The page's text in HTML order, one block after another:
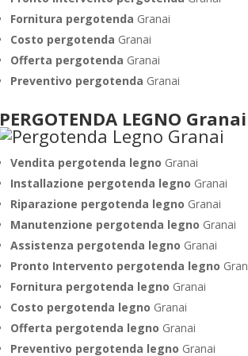
Fornitura pergotenda Granai
Costo pergotenda Granai
Offerta pergotenda Granai
Preventivo pergotenda Granai
PERGOTENDA LEGNO Granai
Vendita pergotenda legno Granai
Installazione pergotenda legno Granai
Riparazione pergotenda legno Granai
Manutenzione pergotenda legno Granai
Assistenza pergotenda legno Granai
Pronto Intervento pergotenda legno
Fornitura pergotenda legno Granai
Costo pergotenda legno Granai
Offerta pergotenda legno Granai
Preventivo pergotenda legno Granai